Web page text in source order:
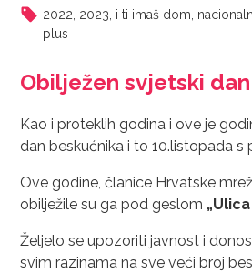
2022 2023 i ti imaš dom
plus
Obilježen svjetski
Kao i proteklih godina i ove je
dan beskućnika i to 10.listopada s
Ove godine, članice Hrvatske
obilježile su ga pod geslom
Željelo se upozoriti javnost i
svim razinama na sve veći broj